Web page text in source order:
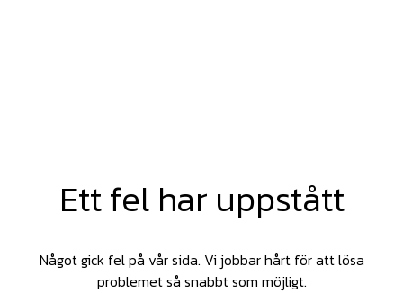
Ett fel har uppstått
Något gick fel på vår sida. Vi jobbar hårt för att lösa
problemet så snabbt som möjligt.